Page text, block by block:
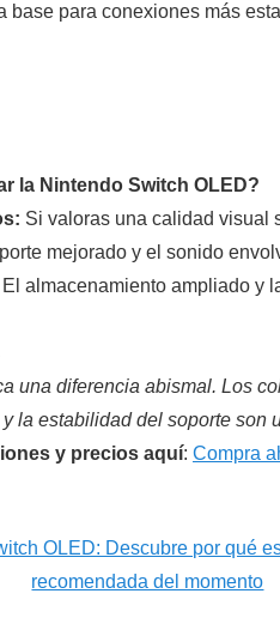
base para conexiones más
la Nintendo Switch OLED?
Si valoras una calidad visual
mejorado y el sonido
El almacenamiento ampliado y
una diferencia abismal. Los
la estabilidad del soporte son
y precios aquí: Compra